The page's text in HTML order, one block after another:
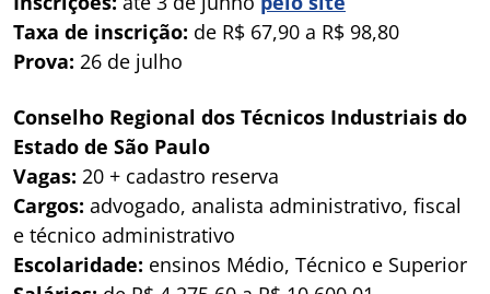
Taxa de inscrição: de R$ 67,90 a R$ 98,80
Prova: 26 de julho
Conselho Regional dos Técnicos Industriais do
Estado de São Paulo
Vagas: 20 + cadastro reserva
Cargos: advogado, analista administrativo, fiscal
e técnico administrativo
Escolaridade: ensinos Médio, Técnico e Superior